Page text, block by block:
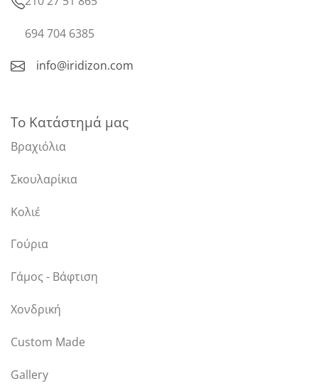
694 704 6385
info@iridizon.com
Το Κατάστημά μας
Βραχιόλια
Σκουλαρίκια
Κολιέ
Γούρια
Γάμος - Βάφτιση
Χονδρική
Custom Made
Gallery